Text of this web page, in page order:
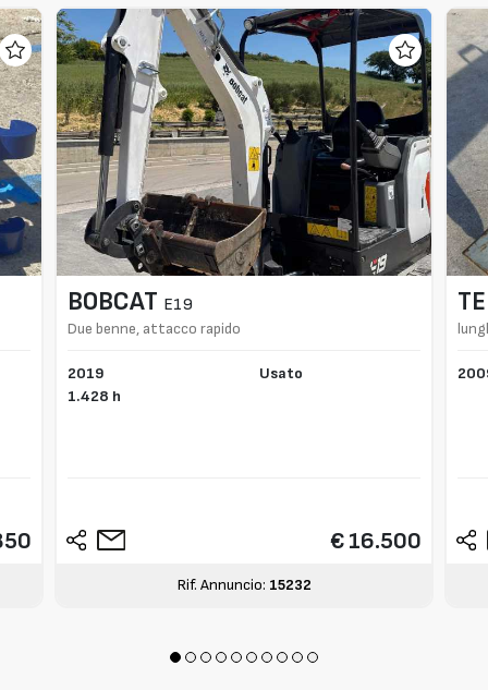
BOBCAT E19
Due benne, attacco rapido
2019
1.428 h
Usato
€ 16.500
Rif. Annuncio: 15232